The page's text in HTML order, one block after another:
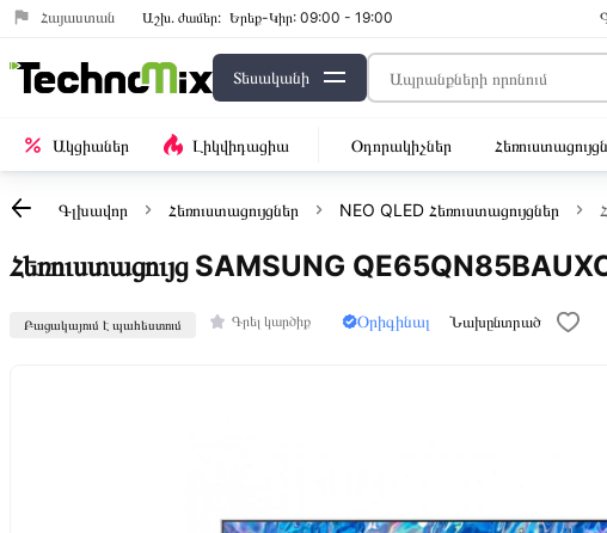
Հայաստան Աշխ․ ժամեր: Երեք-Կիր: 09:00 - 19:00
Տեսականի
Ակցիաներ Լիկվիդացիա Օդորակիչներ
Գլխավոր Հեռուստացույցներ NEO QLED Հեռուստացույցներ
Հեռուստացույց SAMSUNG
Բացակայում է պահեստում Գրել կարծիք Օրիգինալ Նախընտրած